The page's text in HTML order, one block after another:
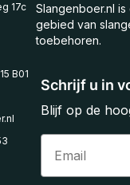
Schrijf u in
Blijf op de
Email
Slangenboer.nl
gebied van
toebehoren.
17c
B01